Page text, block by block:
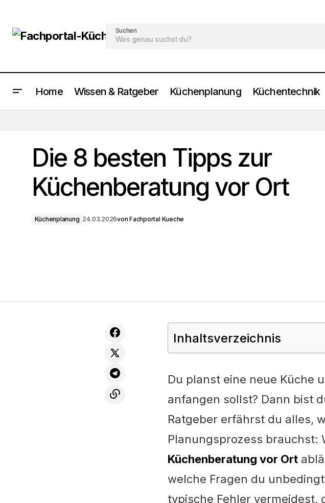
Suchen
Home Wissen & Ratgeber Küchenplanung Küchentechnik
Die 8 besten Tipps zur
Küchenberatung vor Ort
Küchenplanung 24.03.2026von Fachportal Kueche
Inhaltsverzeichnis
Du planst eine neue Küche
anfangen sollst? Dann bist
Ratgeber erfährst du alles,
Planungsprozess brauchst:
Küchenberatung vor Ort
welche Fragen du
typische Fehler vermeidest,